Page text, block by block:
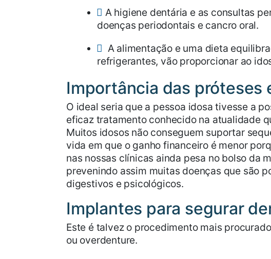
A higiene dentária e as consultas
doenças periodontais e cancro oral.
A alimentação e uma dieta
refrigerantes, vão proporcionar ao
Importância das próteses
O ideal seria que a pessoa idosa tivesse a
eficaz tratamento conhecido na atualidade
Muitos idosos não conseguem suportar
vida em que o ganho financeiro é menor
nas nossas clínicas ainda pesa no bolso da
prevenindo assim muitas doenças que são
digestivos e psicológicos.
Implantes para segurar
Este é talvez o procedimento mais
ou overdenture.